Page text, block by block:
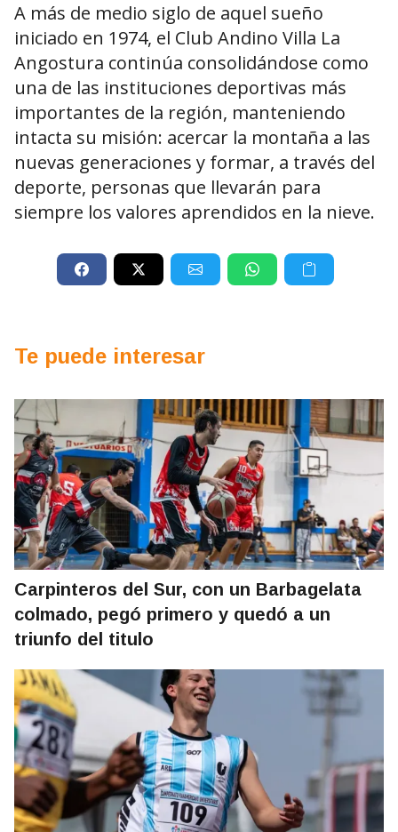
A más de medio siglo de aquel sueño
iniciado en 1974, el Club Andino Villa La
Angostura continúa consolidándose como
una de las instituciones deportivas más
importantes de la región, manteniendo
intacta su misión: acercar la montaña a las
nuevas generaciones y formar, a través del
deporte, personas que llevarán para
siempre los valores aprendidos en la nieve.
Te puede interesar
Carpinteros del Sur, con un Barbagelata
colmado, pegó primero y quedó a un
triunfo del titulo